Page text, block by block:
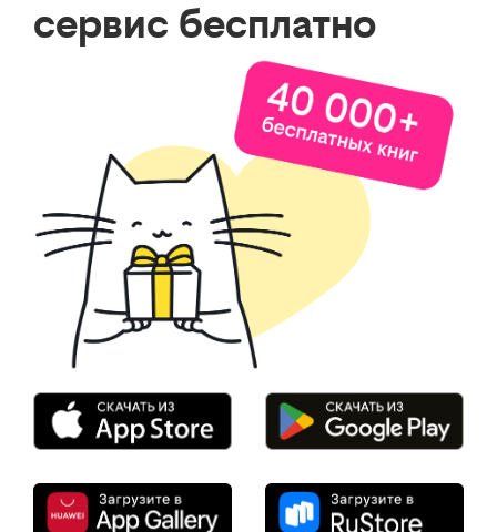
сервис бесплатно